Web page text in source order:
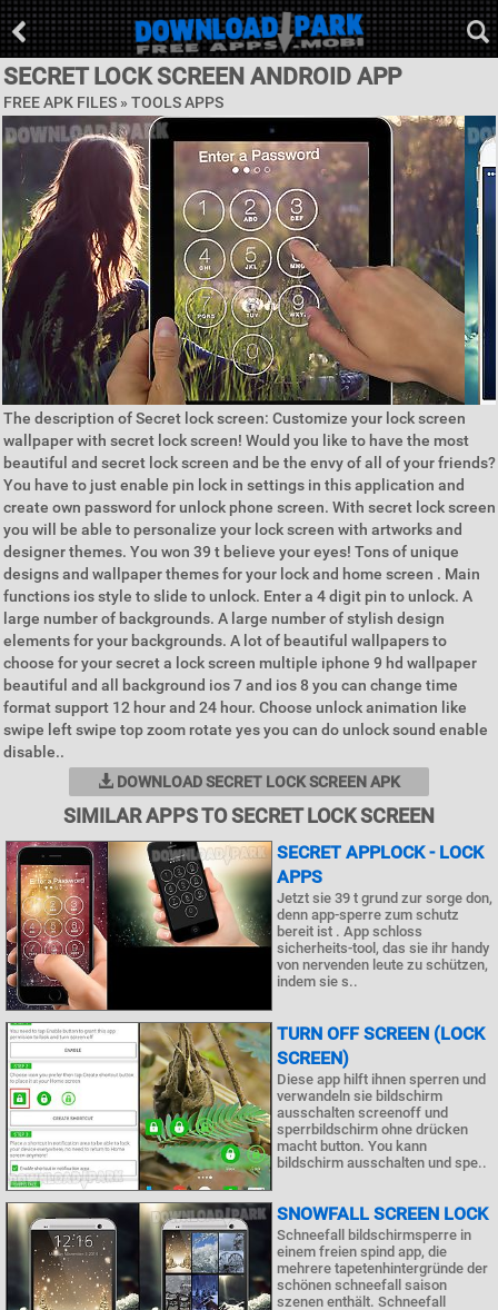
SECRET LOCK SCREEN ANDROID APP
FREE APK FILES » TOOLS APPS
The description of Secret lock screen: Customize your lock screen
wallpaper with secret lock screen! Would you like to have the most
beautiful and secret lock screen and be the envy of all of your friends?
You have to just enable pin lock in settings in this application and
create own password for unlock phone screen. With secret lock screen
you will be able to personalize your lock screen with artworks and
designer themes. You won 39 t believe your eyes! Tons of unique
designs and wallpaper themes for your lock and home screen . Main
functions ios style to slide to unlock. Enter a 4 digit pin to unlock. A
large number of backgrounds. A large number of stylish design
elements for your backgrounds. A lot of beautiful wallpapers to
choose for your secret a lock screen multiple iphone 9 hd wallpaper
beautiful and all background ios 7 and ios 8 you can change time
format support 12 hour and 24 hour. Choose unlock animation like
swipe left swipe top zoom rotate yes you can do unlock sound enable
disable..
DOWNLOAD SECRET LOCK SCREEN APK
SIMILAR APPS TO SECRET LOCK SCREEN
SECRET APPLOCK - LOCK
APPS
Jetzt sie 39 t grund zur sorge don,
denn app-sperre zum schutz
bereit ist . App schloss
sicherheits-tool, das sie ihr handy
von nervenden leute zu schützen,
indem sie s..
TURN OFF SCREEN (LOCK
SCREEN)
Diese app hilft ihnen sperren und
verwandeln sie bildschirm
ausschalten screenoff und
sperrbildschirm ohne drücken
macht button. You kann
bildschirm ausschalten und spe..
SNOWFALL SCREEN LOCK
Schneefall bildschirmsperre in
einem freien spind app, die
mehrere tapetenhintergründe der
schönen schneefall saison
szenen enthält. Schneefall